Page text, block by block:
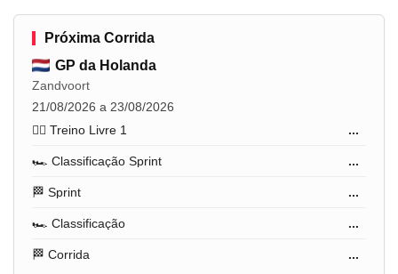
Próxima Corrida
GP da Holanda
Zandvoort
21/08/2026 a 23/08/2026
🏋️‍♂️ Treino Livre 1
...
🏎️ Classificação Sprint ...
🏁 Sprint ...
🏎️ Classificação ...
🏁 Corrida ...